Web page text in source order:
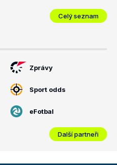
Celý seznam
Zprávy
Sport odds
eFotbal
Další partneři